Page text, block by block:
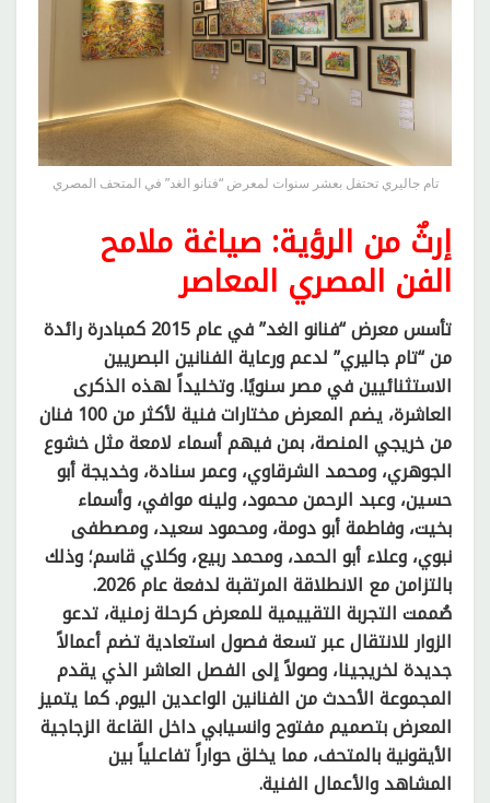
تام جاليري تحتفل بعشر سنوات لمعرض “فنانو الغد” في المتحف المصري
إرثٌ من الرؤية: صياغة ملامح
الفن المصري المعاصر
تأسس معرض “فنانو الغد” في عام 2015 كمبادرة رائدة
من “تام جاليري” لدعم ورعاية الفنانين البصريين
الاستثنائيين في مصر سنويًا. وتخليداً لهذه الذكرى
العاشرة، يضم المعرض مختارات فنية لأكثر من 100 فنان
من خريجي المنصة، بمن فيهم أسماء لامعة مثل خشوع
الجوهري، ومحمد الشرقاوي، وعمر سنادة، وخديجة أبو
حسين، وعبد الرحمن محمود، ولينه موافي، وأسماء
بخيت، وفاطمة أبو دومة، ومحمود سعيد، ومصطفى
نبوي، وعلاء أبو الحمد، ومحمد ربيع، وكلاي قاسم؛ وذلك
بالتزامن مع الانطلاقة المرتقبة لدفعة عام 2026.
صُممت التجربة التقييمية للمعرض كرحلة زمنية، تدعو
الزوار للانتقال عبر تسعة فصول استعادية تضم أعمالاً
جديدة لخريجينا، وصولاً إلى الفصل العاشر الذي يقدم
المجموعة الأحدث من الفنانين الواعدين اليوم. كما يتميز
المعرض بتصميم مفتوح وانسيابي داخل القاعة الزجاجية
الأيقونية بالمتحف، مما يخلق حواراً تفاعلياً بين
المشاهد والأعمال الفنية.